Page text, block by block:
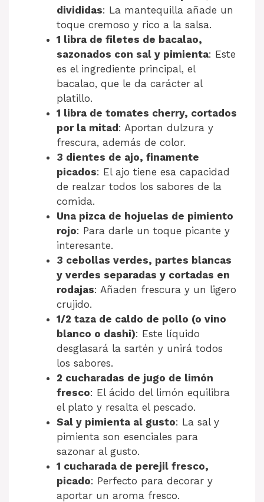
divididas: La mantequilla añade un
toque cremoso y rico a la salsa.
1 libra de filetes de bacalao,
sazonados con sal y pimienta: Este
es el ingrediente principal, el
bacalao, que le da carácter al
platillo.
1 libra de tomates cherry, cortados
por la mitad: Aportan dulzura y
frescura, además de color.
3 dientes de ajo, finamente
picados: El ajo tiene esa capacidad
de realzar todos los sabores de la
comida.
Una pizca de hojuelas de pimiento
rojo: Para darle un toque picante y
interesante.
3 cebollas verdes, partes blancas
y verdes separadas y cortadas en
rodajas: Añaden frescura y un ligero
crujido.
1/2 taza de caldo de pollo (o vino
blanco o dashi): Este líquido
desglasará la sartén y unirá todos
los sabores.
2 cucharadas de jugo de limón
fresco: El ácido del limón equilibra
el plato y resalta el pescado.
Sal y pimienta al gusto: La sal y
pimienta son esenciales para
sazonar al gusto.
1 cucharada de perejil fresco,
picado: Perfecto para decorar y
aportar un aroma fresco.